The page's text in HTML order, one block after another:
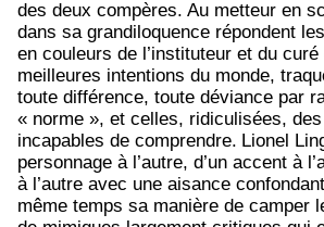
des deux compères. Au metteur en
dans sa grandiloquence répondent
en couleurs de l’instituteur et du
meilleures intentions du monde,
toute différence, toute déviance par
« norme », et celles, ridiculisées,
incapables de comprendre. Lionel
personnage à l’autre, d’un accent à
à l’autre avec une aisance
même temps sa manière de camper